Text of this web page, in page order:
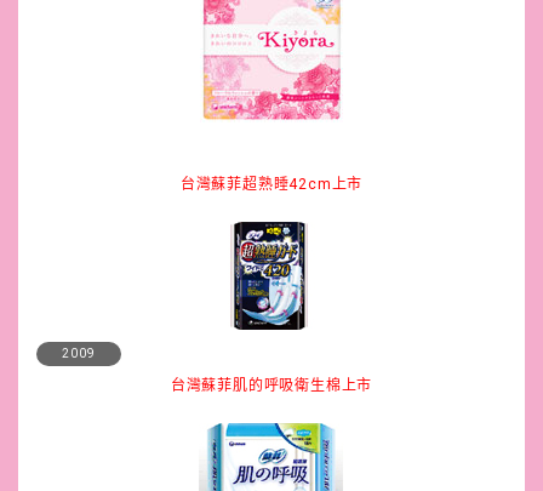
台灣蘇菲超熟睡42cm上市
2009
台灣蘇菲肌的呼吸衛生棉上市